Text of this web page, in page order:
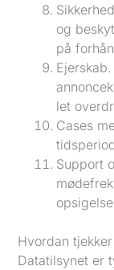
og
på
let
Cases
Support
Hvordan
Datatilsynet er